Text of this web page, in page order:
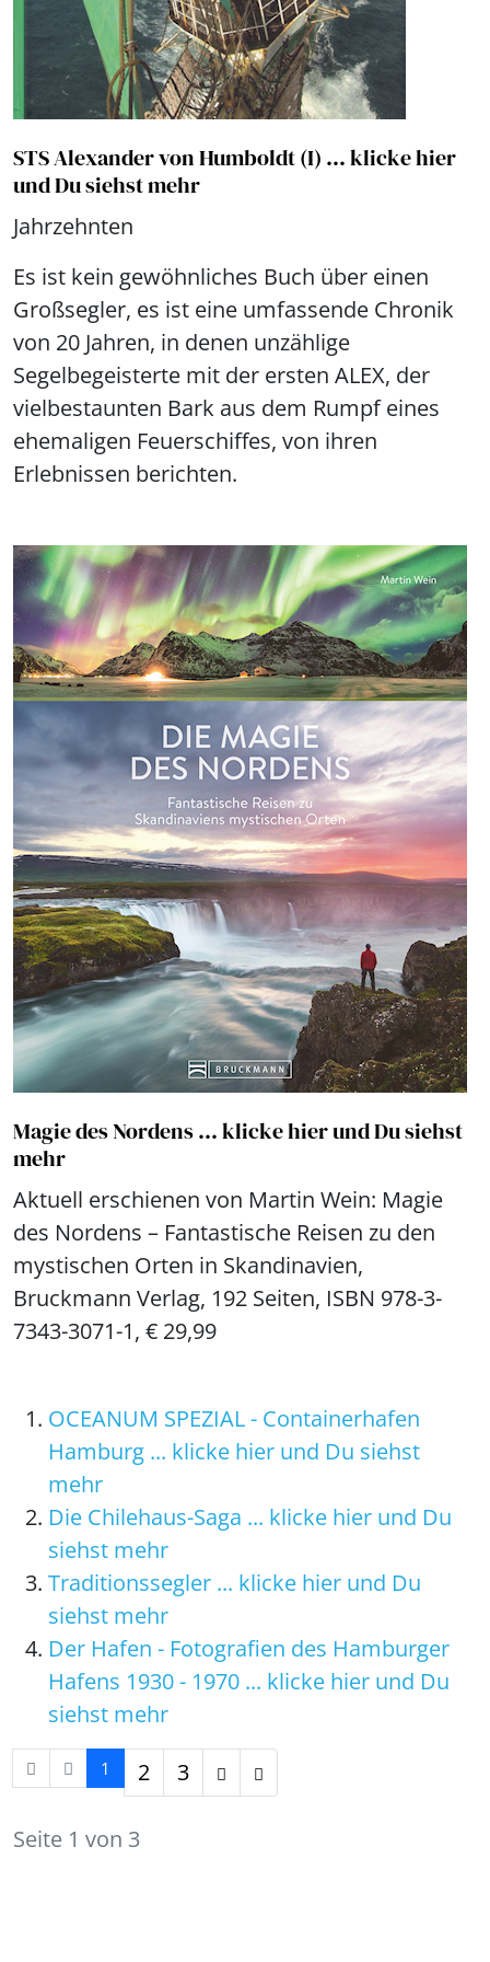
STS Alexander von Humboldt (I) ... klicke hier
und Du siehst mehr
Jahrzehnten
Es ist kein gewöhnliches Buch über einen
Großsegler, es ist eine umfassende Chronik
von 20 Jahren, in denen unzählige
Segelbegeisterte mit der ersten ALEX, der
vielbestaunten Bark aus dem Rumpf eines
ehemaligen Feuerschiffes, von ihren
Erlebnissen berichten.
Magie des Nordens ... klicke hier und Du siehst
mehr
Aktuell erschienen von Martin Wein: Magie
des Nordens – Fantastische Reisen zu den
mystischen Orten in Skandinavien,
Bruckmann Verlag, 192 Seiten, ISBN 978-3-
7343-3071-1, € 29,99
OCEANUM SPEZIAL - Containerhafen
Hamburg ... klicke hier und Du siehst
mehr
Die Chilehaus-Saga ... klicke hier und Du
siehst mehr
Traditionssegler ... klicke hier und Du
siehst mehr
Der Hafen - Fotografien des Hamburger
Hafens 1930 - 1970 ... klicke hier und Du
siehst mehr
1 2 3
Seite 1 von 3